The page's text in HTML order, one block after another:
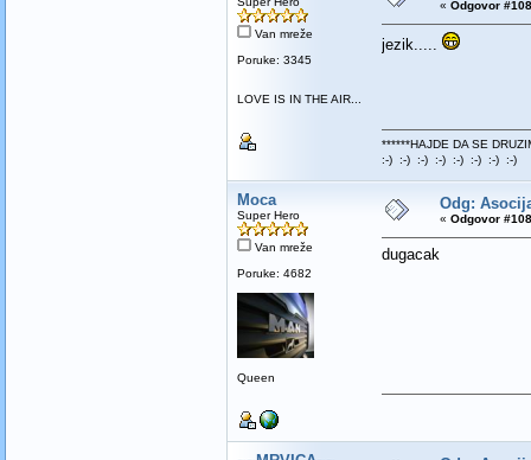
Van mreže
Poruke: 3345
LOVE IS IN THE AIR...
« Odgovor
jezik.....
******HAJDE DA SE
:-) :-) :-) :-) :-) :-) :-) :-)
Moca
Super Hero
Van mreže
Poruke: 4682
Queen
Odg:
« Odgovor
dugacak